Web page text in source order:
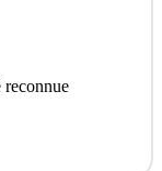
reconnue